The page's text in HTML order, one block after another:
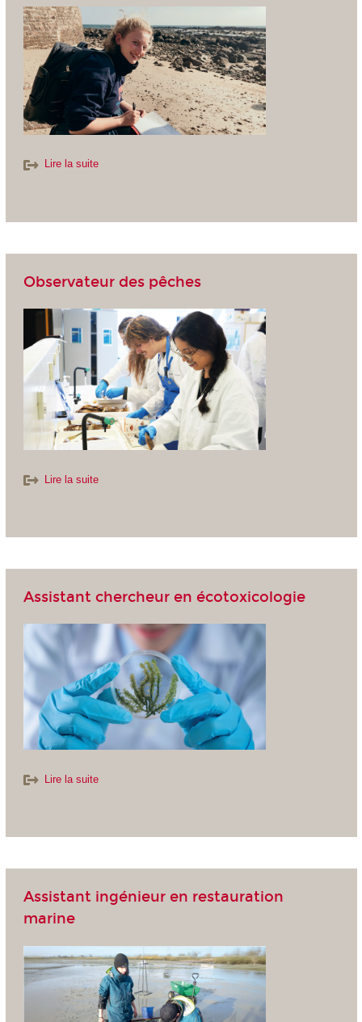
Lire la suite
Observateur des pêches
Lire la suite
Assistant chercheur en écotoxicologie
Lire la suite
Assistant ingénieur en restauration
marine